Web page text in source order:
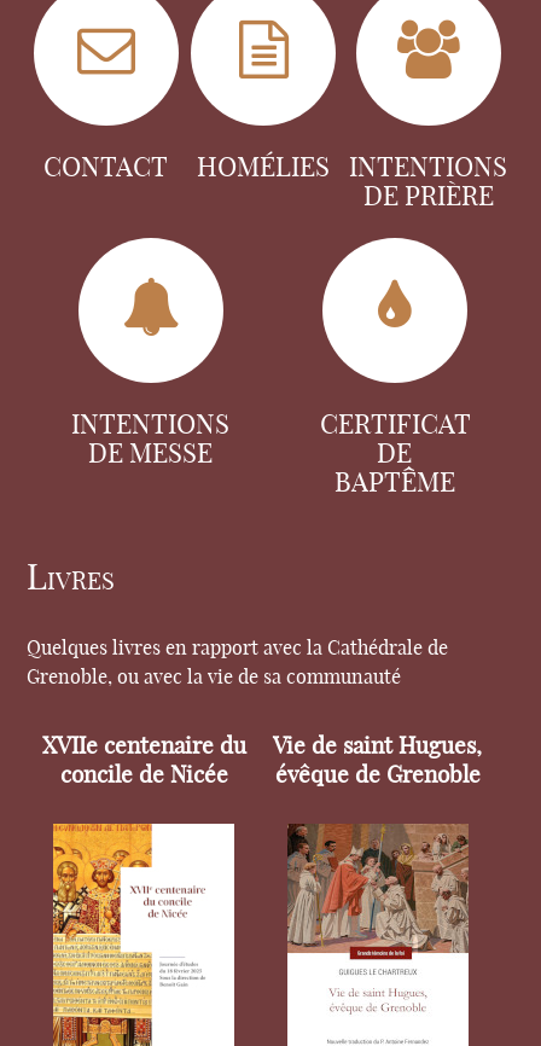
CONTACT HOMÉLIES
INTENTIONS
DE PRIÈRE
INTENTIONS
DE MESSE
CERTIFICAT
DE
BAPTÊME
Livres
Quelques livres en rapport avec la Cathédrale de
Grenoble, ou avec la vie de sa communauté
XVIIe centenaire du
concile de Nicée
Vie de saint Hugues,
évêque de Grenoble